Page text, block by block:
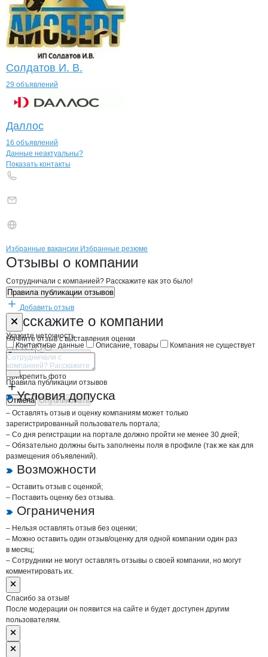
Солдатов И. В.
29 объявлений
Даллос
16 объявлений
Контактыкомпании
+7(800)000-00-..
Данные неактуальны?
Показать контакты
Брендыкомпани ТК ТРЕЙД МИТ
Вакансии вТК ТРЕЙД МИТ
Избранные вакансии Избранные резюме
Новости oТК ТРЕЙД МИТ, ООО
Отзывы о компании
Сотрудничали с компанией? Расскажите как это было!
Правила публикации отзывов
Добавить отзыв
Расскажите о компании
Начните отзыв с выставления оценки
Прикрепить фото
Отмена Опубликовать
Форма обратной связи о неточностях
Укажите неточность
Контактные данные
Описание, товары Компания не существует
Отмена Опубликовать
Правила публикации отзывов
Условия допуска
– Оставлять отзыв и оценку компаниям может только
зарегистрированный пользователь портала;
– Со дня регистрации на портале должно пройти не менее 30 дней;
– Обязательно должны быть заполнены поля в профиле (так же как для
размещения объявлений).
Возможности
– Оставить отзыв с оценкой;
– Поставить оценку без отзыва.
Ограничения
– Нельзя оставлять отзыв без оценки;
– Можно оставить один отзыв/оценку для одной компании один раз
в месяц;
– Сотрудники не могут оставлять отзывы о своей компании, но могут
комментировать их.
Спасибо за отзыв!
После модерации он появится на сайте и будет доступен другим
пользователям.